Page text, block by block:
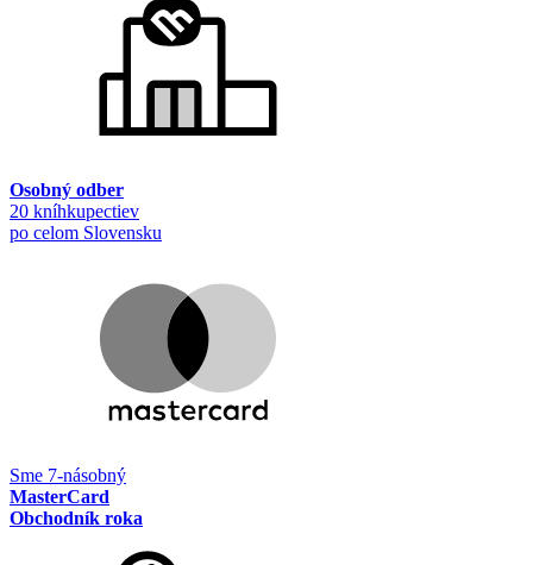
Osobný odber
20 kníhkupectiev
po celom Slovensku
Sme 7-násobný
MasterCard
Obchodník roka